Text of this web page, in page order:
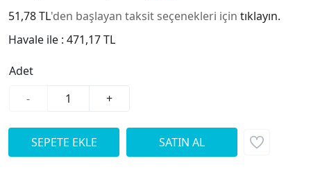
51,78 TL'den başlayan taksit seçenekleri için tıklayın.
Havale ile : 471,17 TL
Adet
-
+